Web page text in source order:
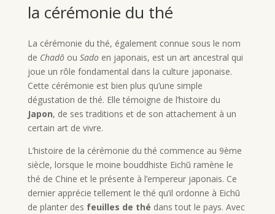
la cérémonie du thé
La cérémonie du thé, également connue sous le nom
de Chadōou Sadoen japonais, est un art ancestral qui
joue un rôle fondamental dans la culture japonaise.
Cette cérémonie est bien plus qu’une simple
dégustation de thé. Elle témoigne de l’histoire du
Japon, de ses traditions et de son attachement à un
certain art de vivre.
L’histoire de la cérémonie du thé commence au 9ème
siècle, lorsque le moine bouddhiste Eichū ramène le
thé de Chine et le présente à l’empereur japonais. Ce
dernier apprécie tellement le thé qu’il ordonne à Eichū
de planter des feuilles de thé dans tout le pays. Avec